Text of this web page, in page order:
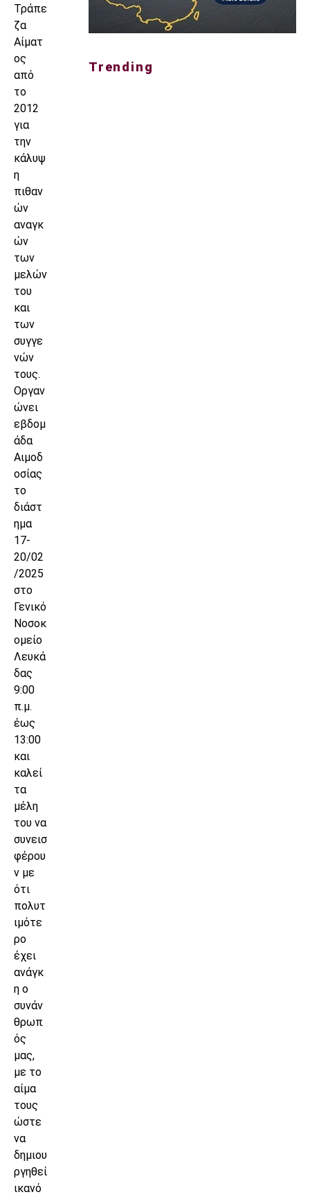
Τράπε
ζα
Αίματ
ος
από
το
2012
για
την
κάλυψ
η
πιθαν
ών
αναγκ
ών
των
μελών
του
και
των
συγγε
νών
τους.
Οργαν
ώνει
εβδομ
άδα
Αιμοδ
οσίας
το
διάστ
ημα
17-
20/02
/2025
στο
Γενικό
Νοσοκ
ομείο
Λευκά
δας
9:00
π.μ.
έως
13:00
και
καλεί
τα
μέλη
του να
συνεισ
φέρου
ν με
ότι
πολυτ
ιμότε
ρο
έχει
ανάγκ
η ο
συνάν
θρωπ
ός
μας,
με το
αίμα
τους
ώστε
να
δημιου
ργηθεί
ικανό
Trending